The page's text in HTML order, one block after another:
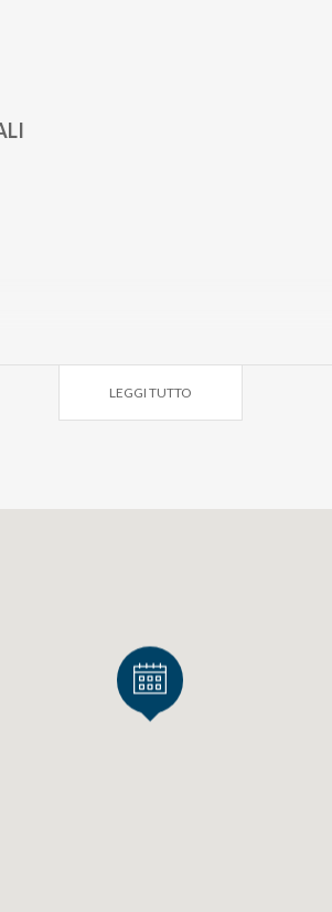
al pianoforte di Tatiana Shapovalova.
LEGGI TUTTO